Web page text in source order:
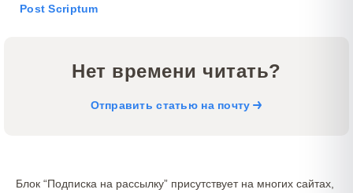
Post Scriptum
Нет времени читать?
Отправить статью на почту
Блок “Подписка на рассылку” присутствует на многих сайтах,